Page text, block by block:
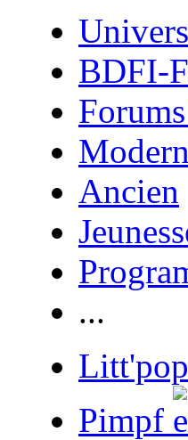
BDFI-
Ancien
...
Litt'pop
Pimpf